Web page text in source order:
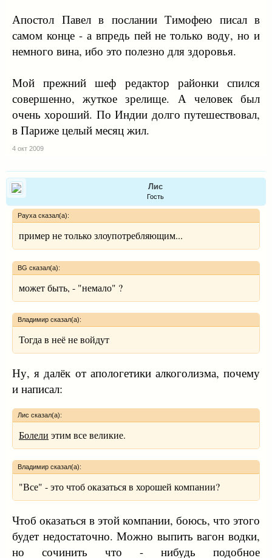
Апостол Павел в послании Тимофею писал в
самом конце - а впредь пей не только воду, но и
немного вина, ибо это полезно для здоровья.
Мой прежний шеф редактор районки спился
совершенно, жуткое зрелище. А человек был
очень хороший. По Индии долго путешествовал,
в Париже целый месяц жил.
4 окт 2009
Лис
Гость
Рауха сказал(а):
пример не только злоупотребляющим...
BG сказал(а):
может быть, - "немало" ?
Владимир сказал(а):
Тогда в неё не войдут
Ну, я далёк от апологетики алкоголизма, почему
и написал:
Лис сказал(а):
Болели этим все великие.
Владимир сказал(а):
"Все" - это чтоб оказаться в хорошей компании?
Чтоб оказаться в этой компании, боюсь, что этого
будет недостаточно. Можно выпить вагон водки,
но сочинить что - нибудь подобное